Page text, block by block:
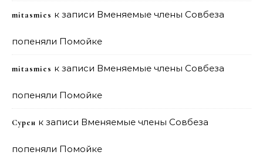
mitasmies к записи Вменяемые члены Совбеза
попеняли Помойке
mitasmies к записи Вменяемые члены Совбеза
попеняли Помойке
Сурен к записи Вменяемые члены Совбеза
попеняли Помойке